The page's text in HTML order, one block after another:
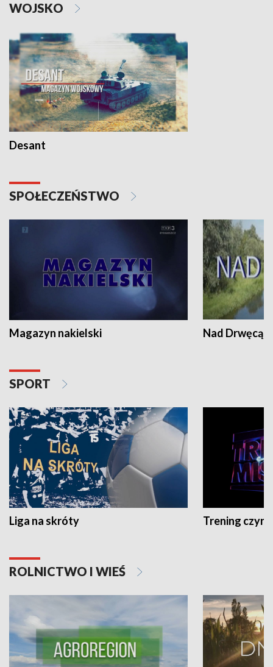
WOJSKO
Desant
SPOŁECZEŃSTWO
Magazyn nakielski Nad Drwęcą
SPORT
Liga na skróty Trening czyni
ROLNICTWO I WIEŚ